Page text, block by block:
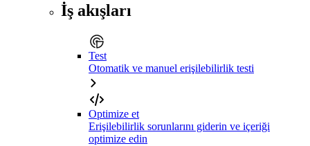
İş akışları
Test
Otomatik ve manuel erişilebilirlik testi
Optimize et
Erişilebilirlik sorunlarını giderin ve içeriği
optimize edin